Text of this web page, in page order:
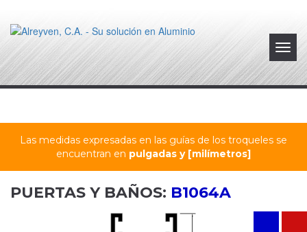
Las medidas expresadas en las guías de los troqueles se
encuentran en pulgadas y [milímetros]
PUERTAS Y BAÑOS: B1064A